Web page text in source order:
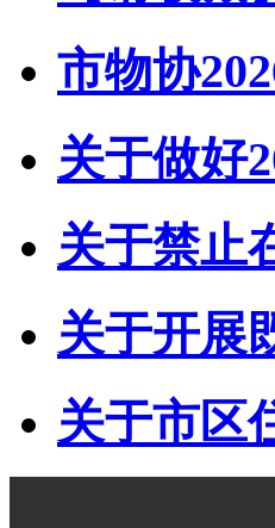
市物协
关于做好
关于禁止
关于开展
关于市区